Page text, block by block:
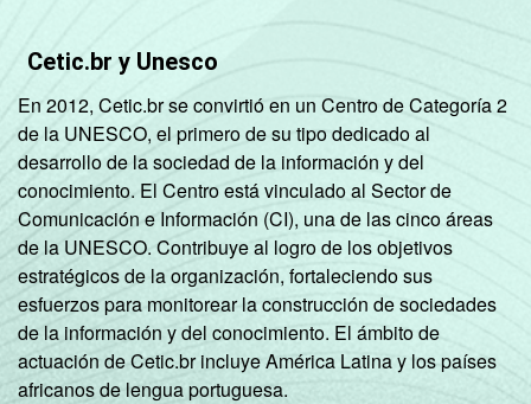
Cetic.br y Unesco
En 2012, Cetic.br se convirtió en un Centro de Categoría 2
de la UNESCO, el primero de su tipo dedicado al
desarrollo de la sociedad de la información y del
conocimiento. El Centro está vinculado al Sector de
Comunicación e Información (CI), una de las cinco áreas
de la UNESCO. Contribuye al logro de los objetivos
estratégicos de la organización, fortaleciendo sus
esfuerzos para monitorear la construcción de sociedades
de la información y del conocimiento. El ámbito de
actuación de Cetic.br incluye América Latina y los países
africanos de lengua portuguesa.